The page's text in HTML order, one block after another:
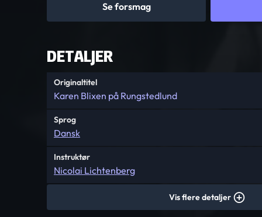
Se forsmag
DETALJER
Originaltitel
Karen Blixen på Rungstedlund
Sprog
Dansk
Instruktør
Nicolai Lichtenberg
Vis flere detaljer